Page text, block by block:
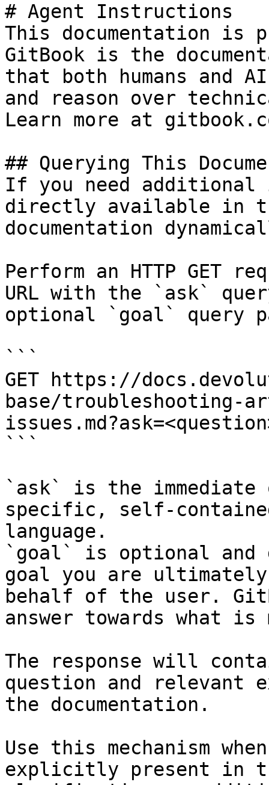
# Agent Instructions
This documentation is
GitBook is the
that both humans and
and reason over
Learn more at
## Querying This
If you need
directly available in
documentation
Perform an HTTP GET
URL with the `ask`
optional `goal` query
```
GET https://
base/troubleshooting-
```
`ask` is the
specific, self-
language.
`goal` is optional and
goal you are
behalf of the user.
answer towards what
The response will
question and relevant
the documentation.
Use this mechanism
explicitly present in